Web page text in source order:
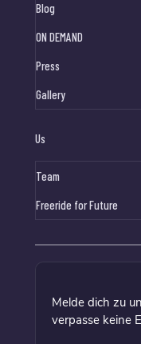
Blog
ON DEMAND
Press
Gallery
Us
Team
Freeride for Future
Melde dich zu
verpasse keine